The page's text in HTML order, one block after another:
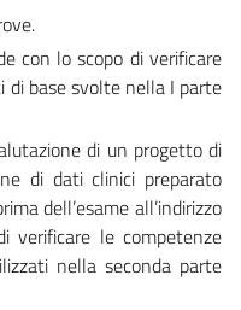
con lo scopo di verificare
di base svolte nella I parte
di un progetto di
di dati clinici preparato
dell’esame all’indirizzo
verificare le competenze
nella seconda parte